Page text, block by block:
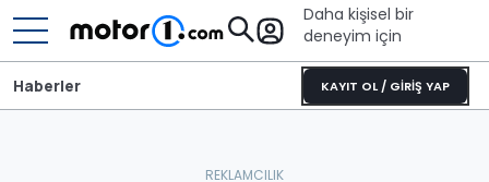
Daha kişisel bir
deneyim için
KAYIT OL / GİRİŞ YAP
Haberler